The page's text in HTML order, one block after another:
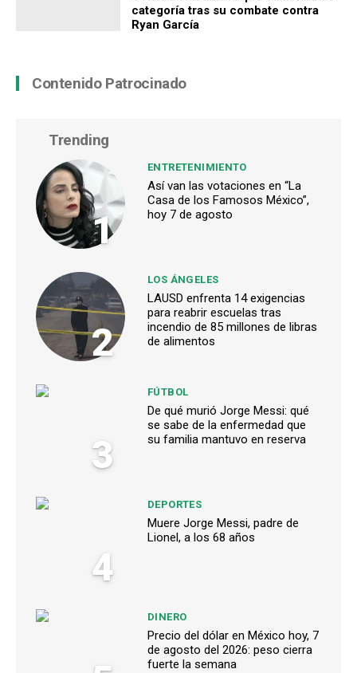
categoría tras su combate contra
Ryan García
Contenido Patrocinado
Trending
1
ENTRETENIMIENTO
Así van las votaciones en “La
Casa de los Famosos México”,
hoy 7 de agosto
2
LOS ÁNGELES
LAUSD enfrenta 14 exigencias
para reabrir escuelas tras
incendio de 85 millones de libras
de alimentos
3
FÚTBOL
De qué murió Jorge Messi: qué
se sabe de la enfermedad que
su familia mantuvo en reserva
4
DEPORTES
Muere Jorge Messi, padre de
Lionel, a los 68 años
DINERO
Precio del dólar en México hoy, 7
de agosto del 2026: peso cierra
fuerte la semana